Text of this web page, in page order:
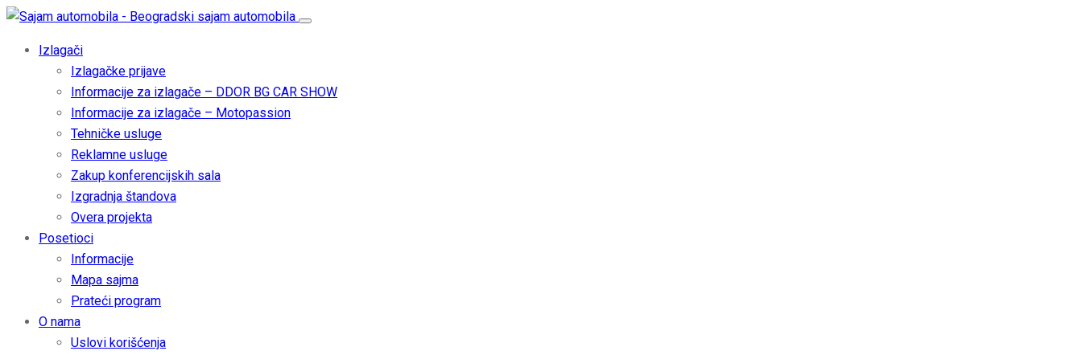
Izlagači
Izlagačke prijave
Informacije za izlagače – DDOR BG CAR SHOW
Informacije za izlagače – Motopassion
Tehničke usluge
Reklamne usluge
Zakup konferencijskih sala
Izgradnja štandova
Overa projekta
Posetioci
Informacije
Mapa sajma
Prateći program
O nama
Uslovi korišćenja